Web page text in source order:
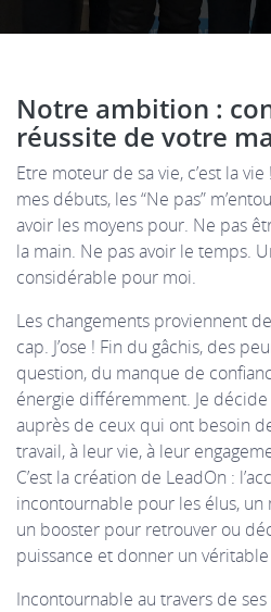
Notre ambition :
réussite de votre
Etre moteur de sa vie, c’est la
mes débuts, les “Ne pas”
avoir les moyens pour. Ne pas
la main. Ne pas avoir le temps.
considérable pour moi.
Les changements proviennent
cap. J’ose ! Fin du gâchis, des
question, du manque de
énergie différemment. Je décide
auprès de ceux qui ont besoin
travail, à leur vie, à leur
C’est la création de LeadOn :
incontournable pour les élus,
un booster pour retrouver ou
puissance et donner un véritable
Incontournable au travers de